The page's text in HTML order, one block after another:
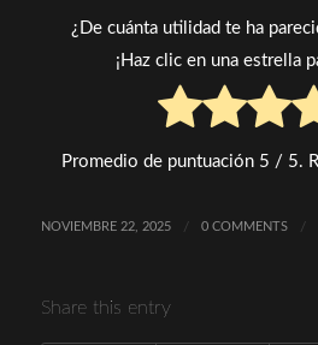
¿De cuánta utilidad te ha
¡Haz clic en una estrella
Promedio de puntuación 5 / 5.
NOVIEMBRE 22, 2025 / 0 COMMENTS /
Share this entry